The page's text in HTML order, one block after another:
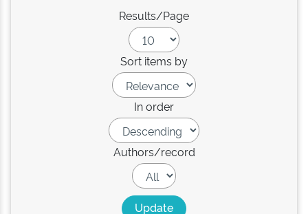
Results/Page
Sort items by
In order
Authors/record